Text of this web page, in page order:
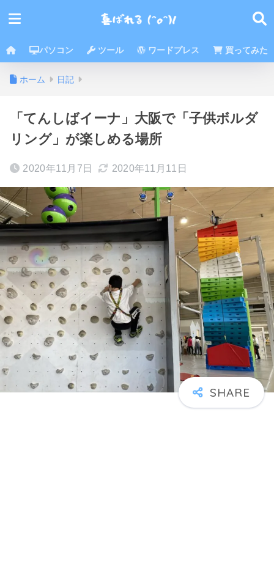
パソコン ツール ワードプレス 買ってみた
ホーム 日記
「てんしばイーナ」大阪で「子供ボルダ
リング」が楽しめる場所
2020年11月7日 2020年11月11日